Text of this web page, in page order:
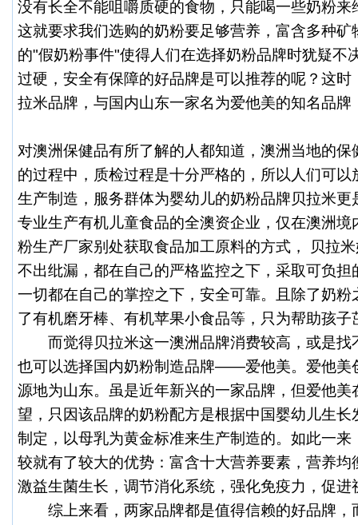
没有长全不能咀嚼质硬的食物，只能喝一些奶粉来
这就要求我们选购的奶粉要足够营养，富含多种矿
的"假奶粉事件"使得人们在选择奶粉品牌时犹疑不
过硬，安全有保障的好品牌是可以推荐的呢？这时
拉米品牌，与国内山东一家名为爱他美的知名品牌
对澳洲保健品有所了解的人都知道，澳洲当地的
的过程中，质检过程是十分严格的，所以人们可
生产制造，服务群体为婴幼儿的奶粉品牌贝拉米更
专业生产有机儿童食品的全澳资企业，仅在澳洲境
粉生产厂家别处获取食品加工原料的方式，
贝拉
不出纰漏，都在自己的严格监控之下，采取可负担
一切都在自己的掌控之下，安全可靠。且除了奶粉
了有机磨牙棒、有机苹果小食品等，只为帮助孩子
而觉得贝拉米这一澳洲品牌消费较高，或是找
也可以选择国内奶粉制造品牌——爱他美。爱他美
源地为山东。虽是近年新兴的一家品牌，但爱他美
望，只因该品牌的奶粉配方是根据中国婴幼儿生长
制定，以母乳为黄金标准来生产制造的。如此一来
较就有了较大的优势：富含十大营养要素，营养均
激益生菌生长，调节消化系统，强化免疫力，促进
综上来看，两家品牌都是值得信赖的好品牌，